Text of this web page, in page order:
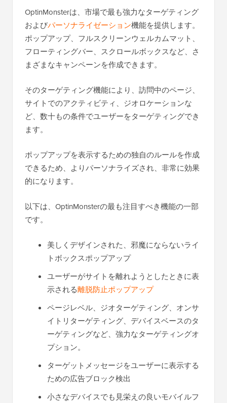
OptinMonsterは、市場で最も強力なターゲティング
およびパーソナライゼーション機能を提供します。
ポップアップ、フルスクリーンウェルカムマット、
フローティングバー、スクロールボックスなど、さ
まざまなキャンペーンを作成できます。
そのターゲティング機能により、訪問中のページ、
サイトでのアクティビティ、ジオロケーションな
ど、数十もの条件でユーザーをターゲティングでき
ます。
ポップアップを表示するための独自のルールを作成
できるため、よりパーソナライズされ、非常に効果
的になります。
以下は、OptinMonsterの最も注目すべき機能の一部
です。
美しくデザインされた、邪魔にならないライ
トボックスポップアップ
ユーザーがサイトを離れようとしたときに表
示される離脱防止ポップアップ
ページレベル、ジオターゲティング、オンサ
イトリターゲティング、デバイスベースのタ
ーゲティングなど、強力なターゲティングオ
プション。
ターゲットメッセージをユーザーに表示する
ための広告ブロック検出
小さなデバイスでも見栄えの良いモバイルフ